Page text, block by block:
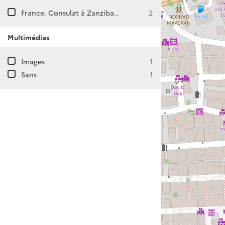
France. Consulat à Zanzibar (Tanzanie) 2
Multimédias
Images
1
Sans
1